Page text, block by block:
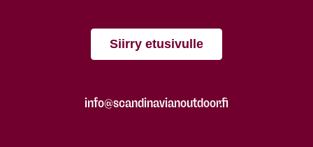
Siirry etusivulle
info@scandinavianoutdoor.fi